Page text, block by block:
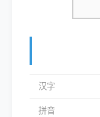
汉字
拼音